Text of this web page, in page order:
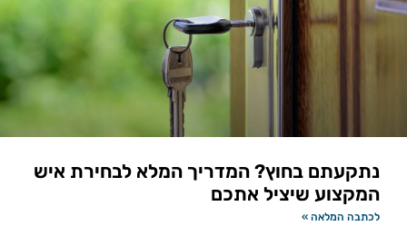
נתקעתם בחוץ? המדריך המלא לבחירת איש
המקצוע שיציל אתכם
לכתבה המלאה »